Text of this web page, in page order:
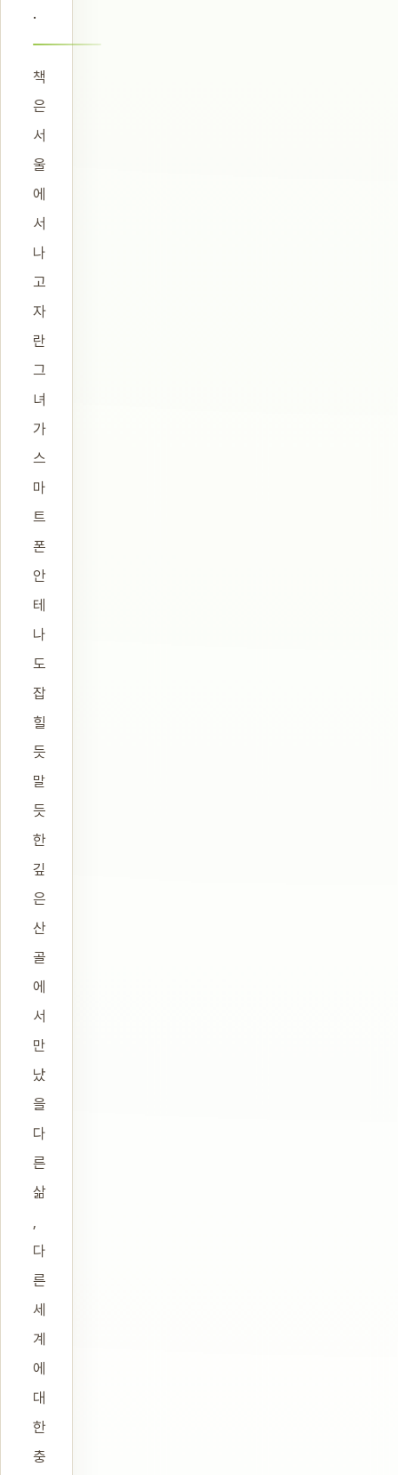
.
책
은
서
울
에
서
나
고
자
란
그
녀
가
스
마
트
폰
안
테
나
도
잡
힐
듯
말
듯
한
깊
은
산
골
에
서
만
났
을
다
른
삶
다
른
세
계
에
대
한
충